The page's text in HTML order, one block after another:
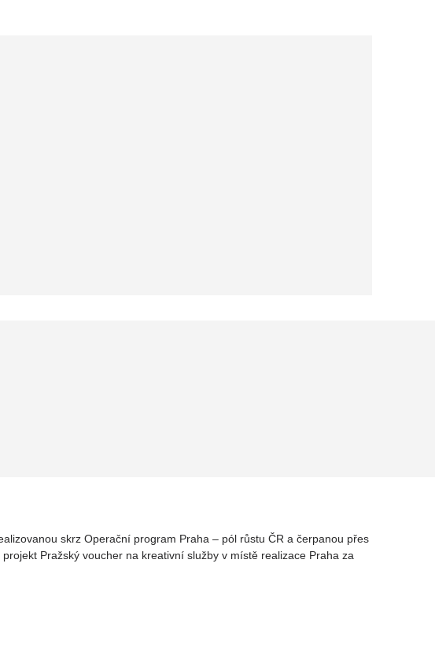
skrz Operační program Praha – pól růstu ČR a čerpanou přes
Pražský voucher na kreativní služby v místě realizace Praha za